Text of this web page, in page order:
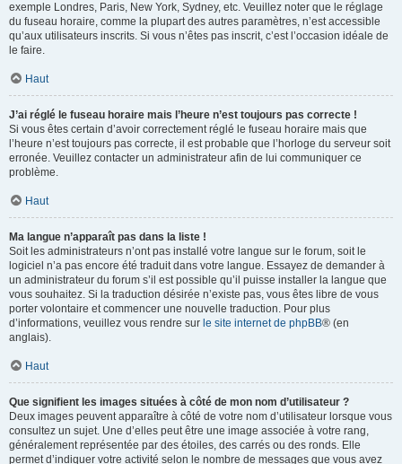
exemple Londres, Paris, New York, Sydney, etc. Veuillez noter que le réglage
du fuseau horaire, comme la plupart des autres paramètres, n’est accessible
qu’aux utilisateurs inscrits. Si vous n’êtes pas inscrit, c’est l’occasion idéale de
le faire.
Haut
J’ai réglé le fuseau horaire mais l’heure n’est toujours pas correcte !
Si vous êtes certain d’avoir correctement réglé le fuseau horaire mais que
l’heure n’est toujours pas correcte, il est probable que l’horloge du serveur soit
erronée. Veuillez contacter un administrateur afin de lui communiquer ce
problème.
Haut
Ma langue n’apparaît pas dans la liste !
Soit les administrateurs n’ont pas installé votre langue sur le forum, soit le
logiciel n’a pas encore été traduit dans votre langue. Essayez de demander à
un administrateur du forum s’il est possible qu’il puisse installer la langue que
vous souhaitez. Si la traduction désirée n’existe pas, vous êtes libre de vous
porter volontaire et commencer une nouvelle traduction. Pour plus
d’informations, veuillez vous rendre sur le site internet de phpBB® (en
anglais).
Haut
Que signifient les images situées à côté de mon nom d’utilisateur ?
Deux images peuvent apparaître à côté de votre nom d’utilisateur lorsque vous
consultez un sujet. Une d’elles peut être une image associée à votre rang,
généralement représentée par des étoiles, des carrés ou des ronds. Elle
permet d’indiquer votre activité selon le nombre de messages que vous avez